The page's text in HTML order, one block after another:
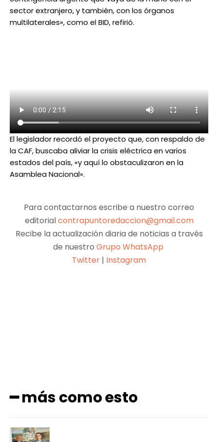
sector extranjero, y también, con los órganos
multilaterales», como el BID, refirió.
El legislador recordó el proyecto que, con respaldo de
la CAF, buscaba aliviar la crisis eléctrica en varios
estados del país, «y aquí lo obstaculizaron en la
Asamblea Nacional».
Para contactarnos escribe a nuestro correo
editorialcontrapuntoredaccion@gmail.com
Recibe la actualización diaria de noticias a través
de nuestro Grupo WhatsApp
Twitter | Instagram
━ más como esto